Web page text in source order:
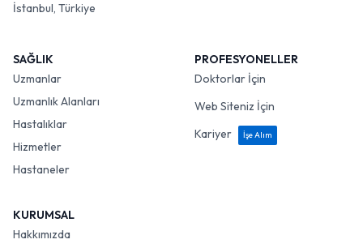
İstanbul, Türkiye
SAĞLIK
Uzmanlar
Uzmanlık Alanları
Hastalıklar
Hizmetler
Hastaneler
PROFESYONELLER
Doktorlar İçin
Web Siteniz İçin
Kariyer
İşe Alım
KURUMSAL
Hakkımızda